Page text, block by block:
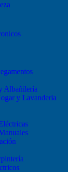
Albañilería
y Lavanderia